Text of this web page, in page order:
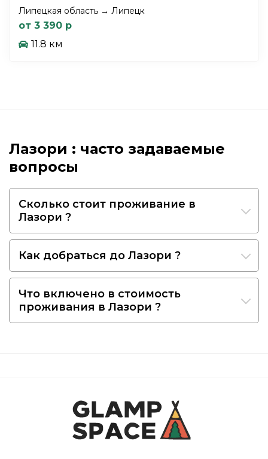
Липецкая область → Липецк
от 3 390 р
11.8 км
Лазори : часто задаваемые
вопросы
Сколько стоит проживание в
Лазори ?
Как добраться до Лазори ?
Что включено в стоимость
проживания в Лазори ?